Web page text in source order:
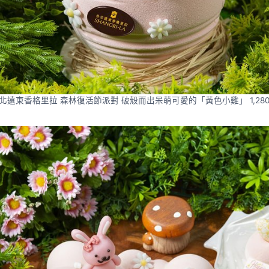
遠東香格里拉 森林復活節派對 破殼而出呆萌可愛的「黃色小雞」